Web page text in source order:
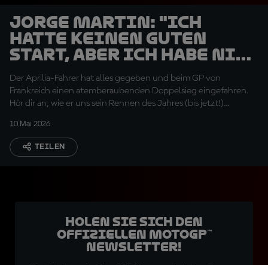
Jorge Martin: "Ich
hatte keinen guten
Start, aber ich habe nie
aufgegeben"
Der Aprilia-Fahrer hat alles gegeben und beim GP von
Frankreich einen atemberaubenden Doppelsieg eingefahren.
Hör dir an, wie er uns sein Rennen des Jahres (bis jetzt!)
10 Mai 2026
TEILEN
Holen Sie sich den
offiziellen MotoGP™
Newsletter!